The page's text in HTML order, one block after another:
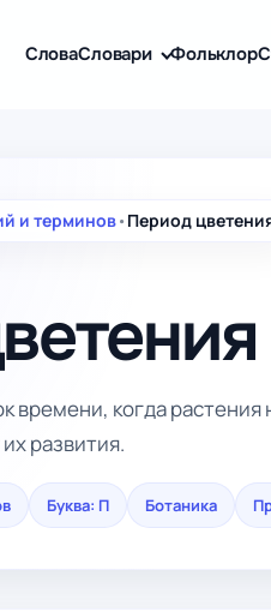
СловаСловари Фольклор
и терминов• Период
времени, когда
развития.
Буква: П Ботаника